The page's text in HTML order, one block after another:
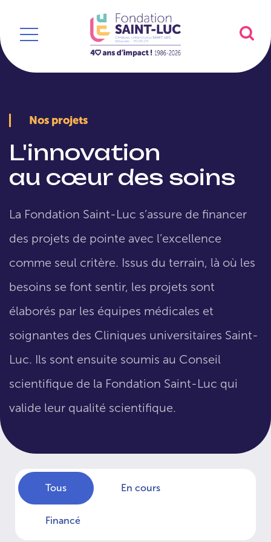
Nos projets
L'innovation
au cœur des soins
La Fondation Saint-Luc s’assure de financer
des projets de pointe avec l’excellence
comme seul critère. Issus du terrain, là où les
besoins se font sentir, les projets sont
élaborés par les équipes médicales et
soignantes des Cliniques universitaires Saint-
Luc. Ils sont ensuite soumis au Conseil
scientifique de la Fondation Saint-Luc qui
valide leur qualité scientifique.
Tous En cours
Financé